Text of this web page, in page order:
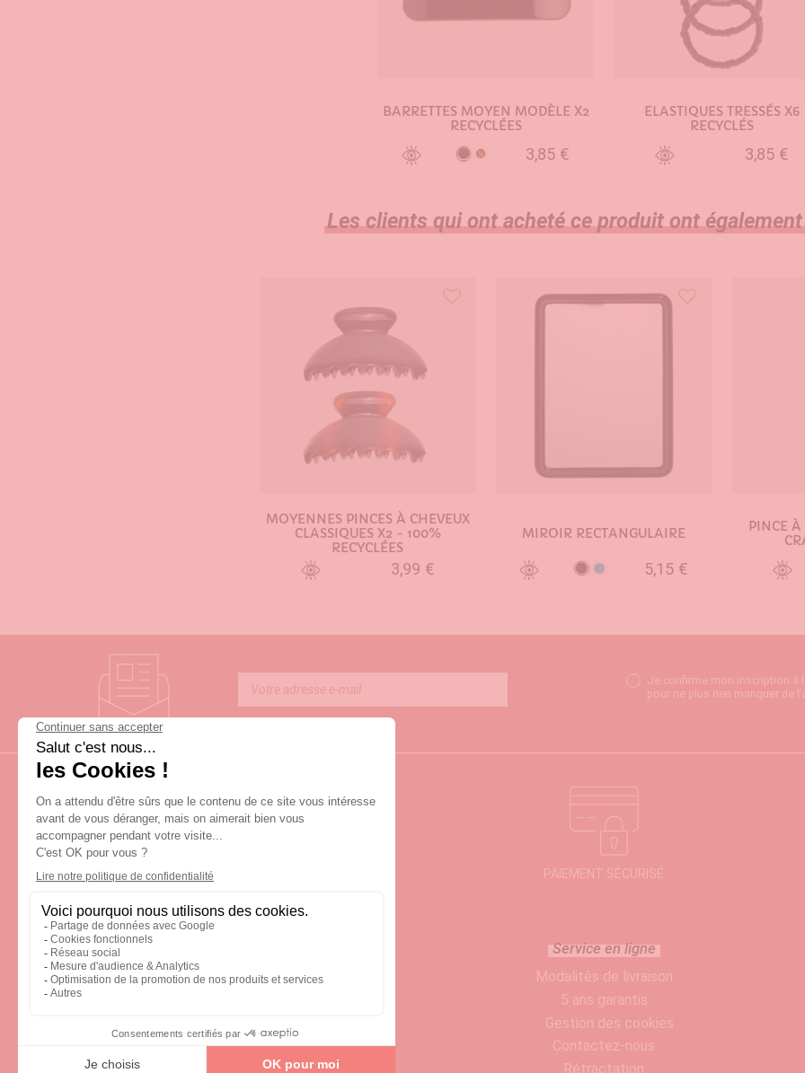
BARRETTES MOYEN MODÈLE X2
RECYCLÉES
NoirEcaille 3,85 €
ELASTIQUES TRESSÉS X6
RECYCLÉS
3,85 €
Les clients qui ont acheté ce produit ont
MOYENNES PINCES À CHEVEUX
CLASSIQUES X2 - 100%
RECYCLÉES
3,99 €
MIROIR RECTANGULAIRE
NoirBleu 5,15 €
PINCE
Je confirme mon inscription à
pour ne plus rien manquer de
LIVRAISON SOUS 3 JOURS OUVRÉS PAIEMENT SÉCURISÉ
Univers glamour
Les nouveautés
Tutos & astuces
Service en ligne
Modalités de livraison
5 ans garantis
Gestion des cookies
Contactez-nous
Rétractation